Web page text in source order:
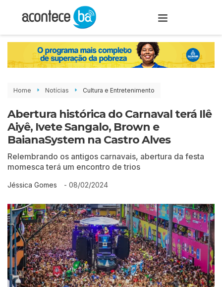
Home Notícias Cultura e Entretenimento
Abertura histórica do Carnaval terá Ilê
Aiyê, Ivete Sangalo, Brown e
BaianaSystem na Castro Alves
Relembrando os antigos carnavais, abertura da festa
momesca terá um encontro de trios
Jéssica Gomes - 08/02/2024